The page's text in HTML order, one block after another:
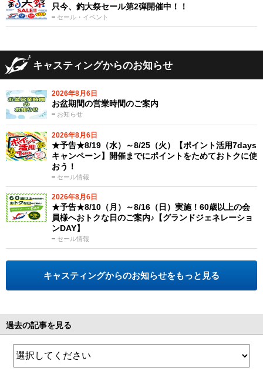
セール・イベント
只今、釣大祭セール第2弾開催中！！
キャスティングからのお知らせ
2026年8月6日
お知らせ
お盆期間の営業時間のご案内
2026年8月6日
セール情報
★予告★8/19（水）～8/25（火）【ポイント活用7days
キャンペーン】開催までにポイントをためておトクに使
おう！
2026年8月6日
セール情報
★予告★8/10（月）～8/16（日）実施！60歳以上の会
員様へおトクな日のご案内♪【グランドジェネレーショ
ンDAY】
キャスティングからのお知らせをもっと見る
過去の記事を見る